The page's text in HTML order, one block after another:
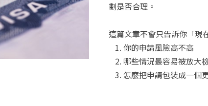
劃是否合理。
這篇文章不會只告訴你「現
你的申請風險高不高
哪些情況最容易被放大
怎麼把申請包裝成一個